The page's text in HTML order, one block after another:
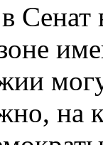
Сенат
на